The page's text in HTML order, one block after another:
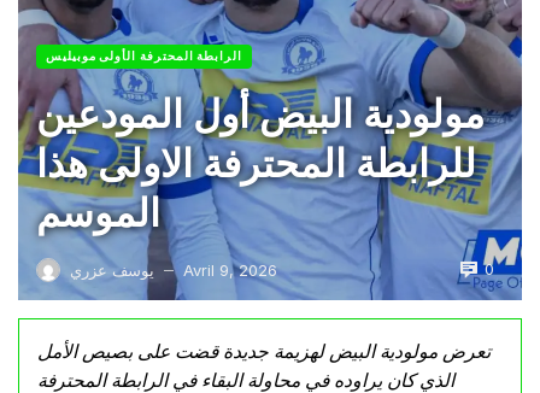
الرابطة المحترفة الأولى موبيليس
مولودية البيض أول المودعين
للرابطة المحترفة الاولى هذا
الموسم
يوسف عزري — Avril 9, 2026 0
تعرض مولودية البيض لهزيمة جديدة قضت على بصيص الأمل
الذي كان يراوده في محاولة البقاء في الرابطة المحترفة